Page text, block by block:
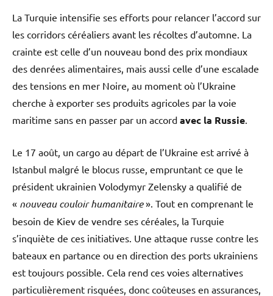
La Turquie intensifie ses efforts pour relancer l’accord sur
les corridors céréaliers avant les récoltes d’automne. La
crainte est celle d’un nouveau bond des prix mondiaux
des denrées alimentaires, mais aussi celle d’une escalade
des tensions en mer Noire, au moment où l’Ukraine
cherche à exporter ses produits agricoles par la voie
maritime sans en passer par un accord avec la Russie
Le 17 août, un cargo au départ de l’Ukraine est arrivé à
Istanbul malgré le blocus russe, empruntant ce que le
président ukrainien Volodymyr Zelensky a qualifié de
« nouveau couloir humanitaire». Tout en comprenant le
besoin de Kiev de vendre ses céréales, la Turquie
s’inquiète de ces initiatives. Une attaque russe contre les
bateaux en partance ou en direction des ports ukrainiens
est toujours possible. Cela rend ces voies alternatives
particulièrement risquées, donc coûteuses en assurances,